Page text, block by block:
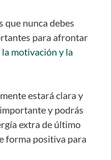
que nunca debes
para afrontar
la motivación y la
estará clara y
y podrás
extra de último
forma positiva para